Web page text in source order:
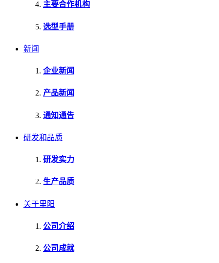
主要合作机构
选型手册
新闻
企业新闻
产品新闻
通知通告
研发和品质
研发实力
生产品质
关于里阳
公司介绍
公司成就